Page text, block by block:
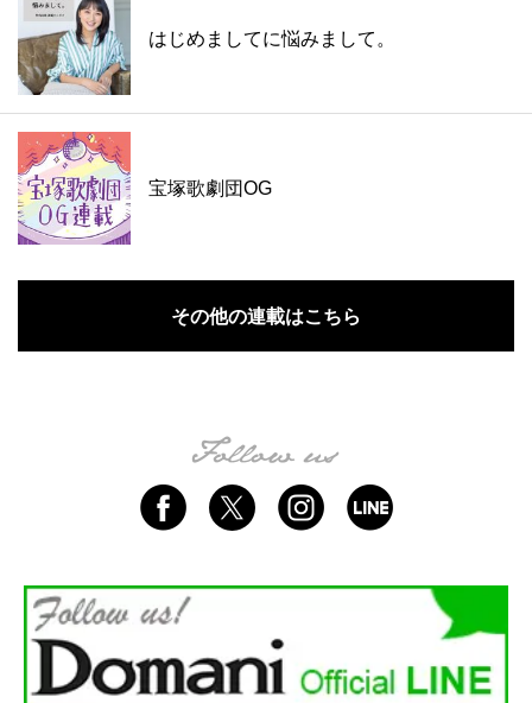
はじめましてに悩みまして。
宝塚歌劇団OG
その他の連載はこちら